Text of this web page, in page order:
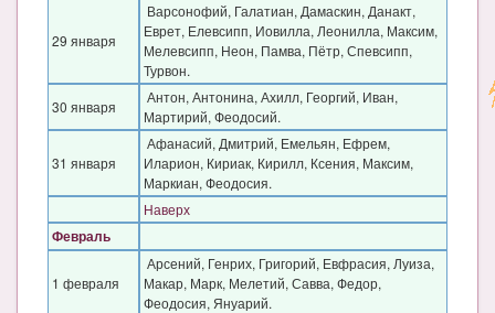
29 января
Варсонофий, Галатиан, Дамаскин, Данакт,
Еврет, Елевсипп, Иовилла, Леонилла, Максим,
Мелевсипп, Неон, Памва, Пётр, Спевсипп,
Турвон.
30 января
Антон, Антонина, Ахилл, Георгий, Иван,
Мартирий, Феодосий.
31 января
Афанасий, Дмитрий, Емельян, Ефрем,
Иларион, Кириак, Кирилл, Ксения, Максим,
Маркиан, Феодосия.
Наверх
Февраль
1 февраля
Арсений, Генрих, Григорий, Евфрасия, Луиза,
Макар, Марк, Мелетий, Савва, Федор,
Феодосия, Януарий.